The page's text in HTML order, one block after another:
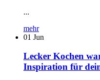
...
mehr
01 Jun
Lecker Kochen
Inspiration für